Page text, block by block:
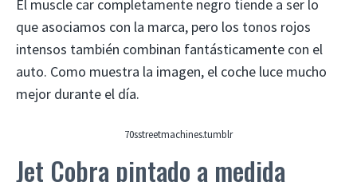
El muscle car completamente negro tiende a ser lo
que asociamos con la marca, pero los tonos rojos
intensos también combinan fantásticamente con el
auto. Como muestra la imagen, el coche luce mucho
mejor durante el día.
70sstreetmachines.tumblr
Jet Cobra pintado a medida